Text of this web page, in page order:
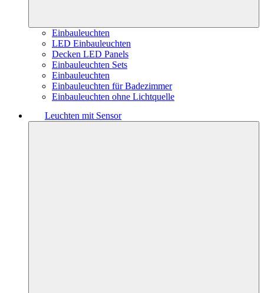
Einbauleuchten
LED Einbauleuchten
Decken LED Panels
Einbauleuchten Sets
Einbauleuchten
Einbauleuchten für Badezimmer
Einbauleuchten ohne Lichtquelle
Leuchten mit Sensor